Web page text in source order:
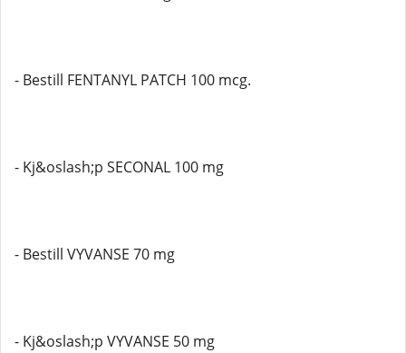
- Bestill FENTANYL PATCH 100 mcg.
- Kj&oslash;p SECONAL 100 mg
- Bestill VYVANSE 70 mg
- Kj&oslash;p VYVANSE 50 mg